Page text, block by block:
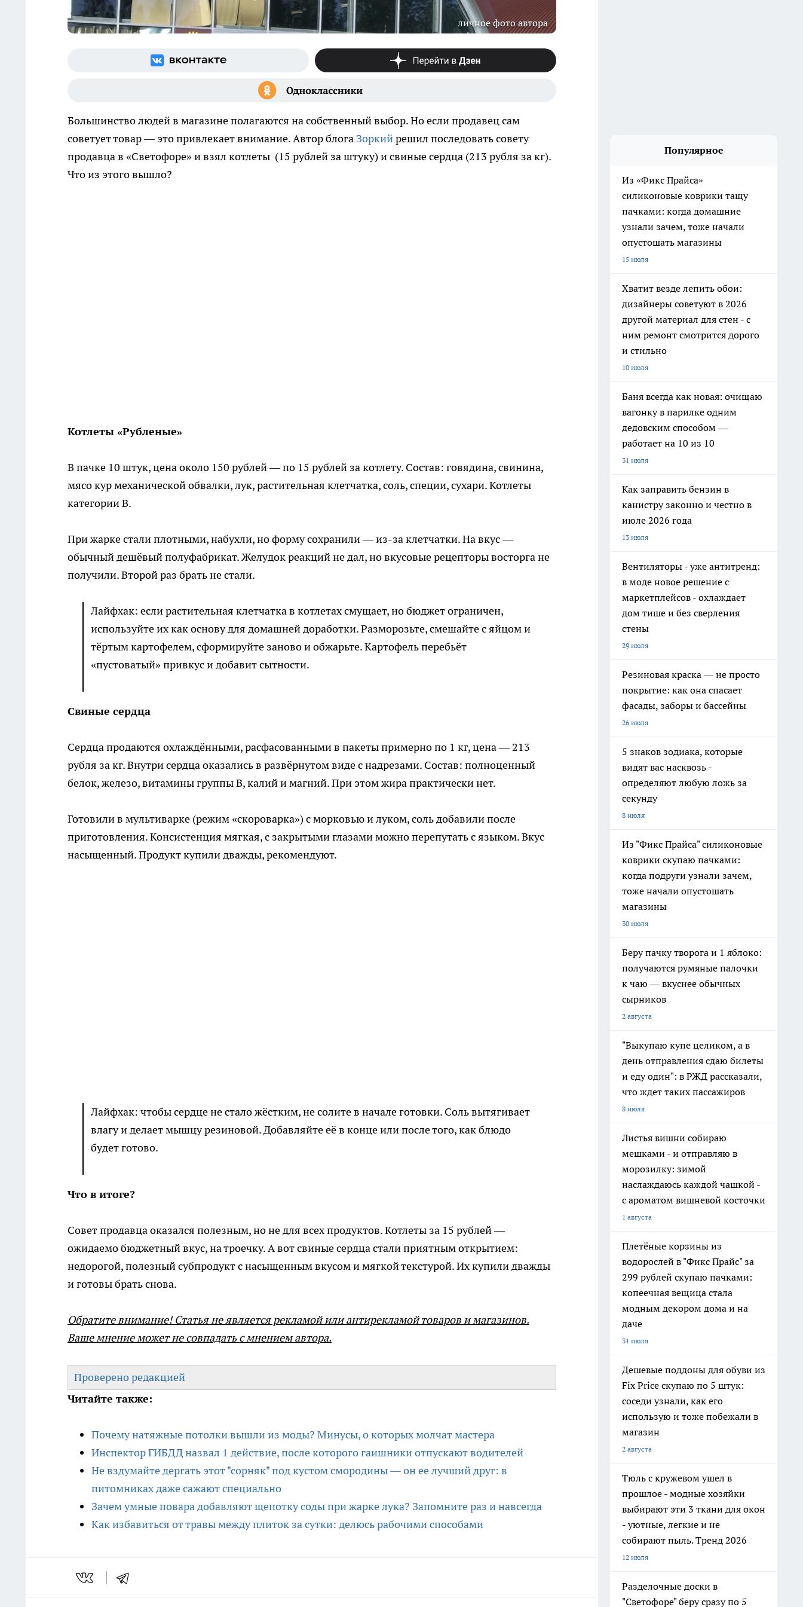
личное фото автора
Большинство людей в магазине полагаются на собственный выбор. Но если продавец сам
советует товар — это привлекает внимание. Автор блога Зоркийрешил последовать совету
продавца в «Светофоре» и взял котлеты (15 рублей за штуку) и свиные сердца (213 рубля за кг).
Что из этого вышло?
Котлеты «Рубленые»
В пачке 10 штук, цена около 150 рублей — по 15 рублей за котлету. Состав: говядина, свинина,
мясо кур механической обвалки, лук, растительная клетчатка, соль, специи, сухари. Котлеты
категории В.
При жарке стали плотными, набухли, но форму сохранили — из-за клетчатки. На вкус —
обычный дешёвый полуфабрикат. Желудок реакций не дал, но вкусовые рецепторы восторга не
получили. Второй раз брать не стали.
Лайфхак: если растительная клетчатка в котлетах смущает, но бюджет ограничен,
используйте их как основу для домашней доработки. Разморозьте, смешайте с яйцом и
тёртым картофелем, сформируйте заново и обжарьте. Картофель перебьёт
«пустоватый» привкус и добавит сытности.
Свиные сердца
Сердца продаются охлаждёнными, расфасованными в пакеты примерно по 1 кг, цена — 213
рубля за кг. Внутри сердца оказались в развёрнутом виде с надрезами. Состав: полноценный
белок, железо, витамины группы B, калий и магний. При этом жира практически нет.
Готовили в мультиварке (режим «скороварка») с морковью и луком, соль добавили после
приготовления. Консистенция мягкая, с закрытыми глазами можно перепутать с языком. Вкус
насыщенный. Продукт купили дважды, рекомендуют.
Лайфхак: чтобы сердце не стало жёстким, не солите в начале готовки. Соль вытягивает
влагу и делает мышцу резиновой. Добавляйте её в конце или после того, как блюдо
будет готово.
Что в итоге?
Совет продавца оказался полезным, но не для всех продуктов. Котлеты за 15 рублей —
ожидаемо бюджетный вкус, на троечку. А вот свиные сердца стали приятным открытием:
недорогой, полезный субпродукт с насыщенным вкусом и мягкой текстурой. Их купили дважды
и готовы брать снова.
Обратите внимание! Статья не является рекламой или антирекламой товаров и магазинов.
Ваше мнение может не совпадать с мнением автора.
Проверено редакцией
Читайте также:
Почему натяжные потолки вышли из моды? Минусы, о которых молчат мастера
Инспектор ГИБДД назвал 1 действие, после которого гаишники отпускают водителей
Не вздумайте дергать этот "сорняк" под кустом смородины — он ее лучший друг: в
питомниках даже сажают специально
Зачем умные повара добавляют щепотку соды при жарке лука? Запомните раз и навсегда
Как избавиться от травы между плиток за сутки: делюсь рабочими способами
Популярное
Из «Фикс Прайса»
силиконовые коврики тащу
пачками: когда домашние
узнали зачем, тоже начали
опустошать магазины
15 июля
Хватит везде лепить обои:
дизайнеры советуют в 2026
другой материал для стен - с
ним ремонт смотрится дорого
и стильно
10 июля
Баня всегда как новая: очищаю
вагонку в парилке одним
дедовским способом —
работает на 10 из 10
31 июля
Как заправить бензин в
канистру законно и честно в
июле 2026 года
13 июля
Вентиляторы - уже антитренд:
в моде новое решение с
маркетплейсов - охлаждает
дом тише и без сверления
стены
29 июля
Резиновая краска — не просто
покрытие: как она спасает
фасады, заборы и бассейны
26 июля
5 знаков зодиака, которые
видят вас насквозь -
определяют любую ложь за
секунду
8 июля
Из "Фикс Прайса" силиконовые
коврики скупаю пачками:
когда подруги узнали зачем,
тоже начали опустошать
магазины
30 июля
Беру пачку творога и 1 яблоко:
получаются румяные палочки
к чаю — вкуснее обычных
сырников
2 августа
"Выкупаю купе целиком, а в
день отправления сдаю билеты
и еду один": в РЖД рассказали,
что ждет таких пассажиров
8 июля
Листья вишни собираю
мешками - и отправляю в
морозилку: зимой
наслаждаюсь каждой чашкой -
с ароматом вишневой косточки
1 августа
Плетёные корзины из
водорослей в "Фикс Прайс" за
299 рублей скупаю пачками:
копеечная вещица стала
модным декором дома и на
даче
31 июля
Дешевые поддоны для обуви из
Fix Price скупаю по 5 штук:
соседи узнали, как его
использую и тоже побежали в
магазин
2 августа
Тюль с кружевом ушел в
прошлое - модные хозяйки
выбирают эти 3 ткани для окон
- уютные, легкие и не
собирают пыль. Тренд 2026
12 июля
Разделочные доски в
"Светофоре" беру сразу по 5